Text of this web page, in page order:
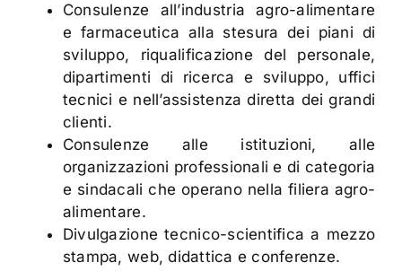
Consulenze all’industria agro-alimentare
e farmaceutica alla stesura dei piani di
sviluppo, riqualificazione del personale,
dipartimenti di ricerca e sviluppo, uffici
tecnici e nell’assistenza diretta dei grandi
clienti.
Consulenze alle istituzioni, alle
organizzazioni professionali e di categoria
e sindacali che operano nella filiera agro-
alimentare.
Divulgazione tecnico-scientifica a mezzo
stampa, web, didattica e conferenze.